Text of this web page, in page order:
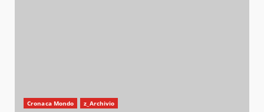
Cronaca Mondo z_Archivio